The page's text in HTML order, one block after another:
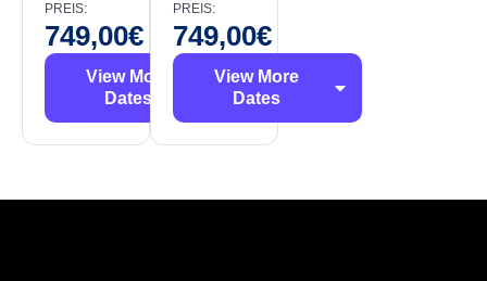
PREIS:
749,00€
View More
Dates
PREIS:
749,00€
View More
Dates